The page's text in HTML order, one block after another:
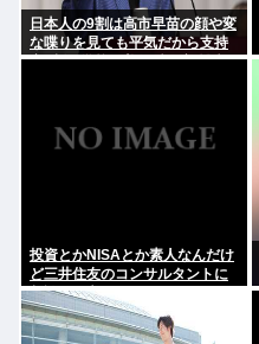
日本人の9割は高市早苗の顔や変
な喋りを見ても平気だから支持
率9割。学校の美術科と音楽科は
投資とかNISAとか素人なんだけ
ど三井住友のコンサルタントに
相談した方がいいのか？